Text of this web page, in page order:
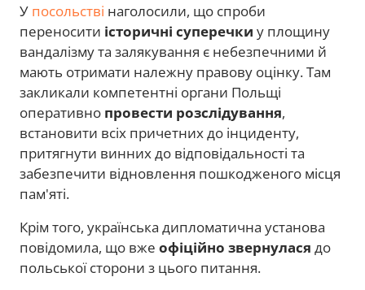
У посольстві наголосили, що спроби
переносити історичні суперечки у площину
вандалізму та залякування є небезпечними й
мають отримати належну правову оцінку. Там
закликали компетентні органи Польщі
оперативно провести розслідування,
встановити всіх причетних до інциденту,
притягнути винних до відповідальності та
забезпечити відновлення пошкодженого місця
пам'яті.
Крім того, українська дипломатична установа
повідомила, що вже офіційно звернулася до
польської сторони з цього питання.